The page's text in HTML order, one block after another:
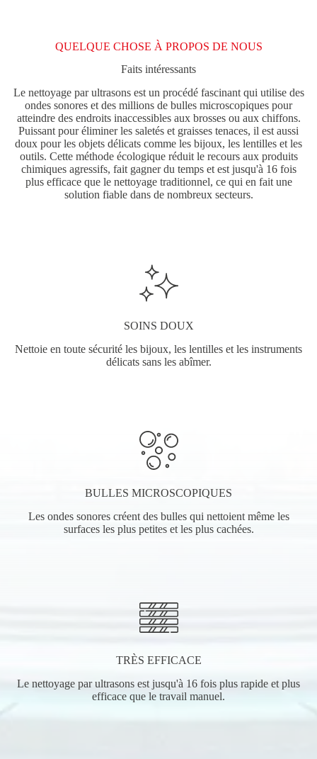
QUELQUE CHOSE À PROPOS DE NOUS
Faits intéressants
Le nettoyage par ultrasons est un procédé fascinant qui utilise des
ondes sonores et des millions de bulles microscopiques pour
atteindre des endroits inaccessibles aux brosses ou aux chiffons.
Puissant pour éliminer les saletés et graisses tenaces, il est aussi
doux pour les objets délicats comme les bijoux, les lentilles et les
outils. Cette méthode écologique réduit le recours aux produits
chimiques agressifs, fait gagner du temps et est jusqu'à 16 fois
plus efficace que le nettoyage traditionnel, ce qui en fait une
solution fiable dans de nombreux secteurs.
SOINS DOUX
Nettoie en toute sécurité les bijoux, les lentilles et les instruments
délicats sans les abîmer.
BULLES MICROSCOPIQUES
Les ondes sonores créent des bulles qui nettoient même les
surfaces les plus petites et les plus cachées.
TRÈS EFFICACE
Le nettoyage par ultrasons est jusqu'à 16 fois plus rapide et plus
efficace que le travail manuel.